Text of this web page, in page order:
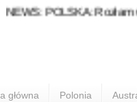
POLSKA: Rozłam w
główna Polonia